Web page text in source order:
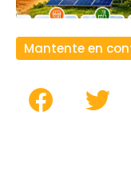
Mantente en